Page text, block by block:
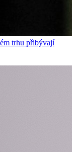
trhu přibývají